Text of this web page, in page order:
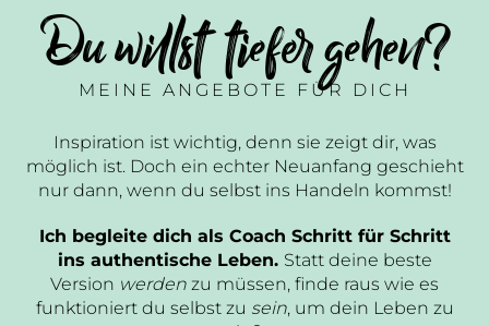
Du willst tiefer gehen?
MEINE ANGEBOTE FÜR DICH
Inspiration ist wichtig, denn sie zeigt dir, was
möglich ist. Doch ein echter Neuanfang geschieht
nur dann, wenn du selbst ins Handeln kommst!
Ich begleite dich als Coach Schritt für Schritt
ins authentische Leben. Statt deine beste
Version werden zu müssen, finde raus wie es
funktioniert du selbst zu sein, um dein Leben zu